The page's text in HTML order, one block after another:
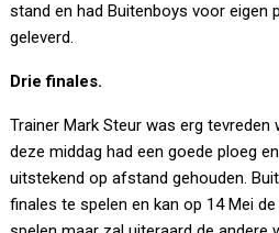
stand en had Buitenboys voor eigen
geleverd.
Drie finales.
Trainer Mark Steur was erg tevreden
deze middag had een goede ploeg
uitstekend op afstand gehouden.
finales te spelen en kan op 14 Mei